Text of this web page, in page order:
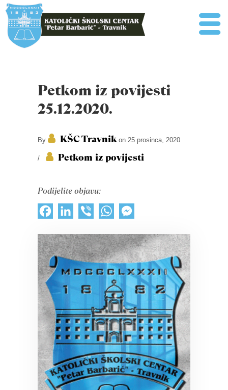
Petkom iz povijesti
25.12.2020.
By KŠC Travnikon 25 prosinca, 2020
/ Petkom iz povijesti
Podijelite objavu:
FacebookLinkedInViber WhatsApp